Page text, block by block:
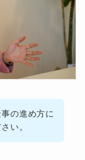
の進め方に
い。